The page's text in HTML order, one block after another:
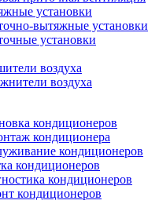
установки
вытяжные установки
установки
воздуха
воздуха
кондиционеров
кондиционера
кондиционеров
кондиционеров
кондиционеров
кондиционеров